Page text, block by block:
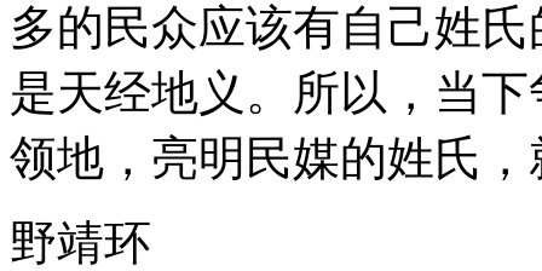
多的民众应该有自己姓
是天经地义。所以，当
领地，亮明民媒的姓氏
野靖环